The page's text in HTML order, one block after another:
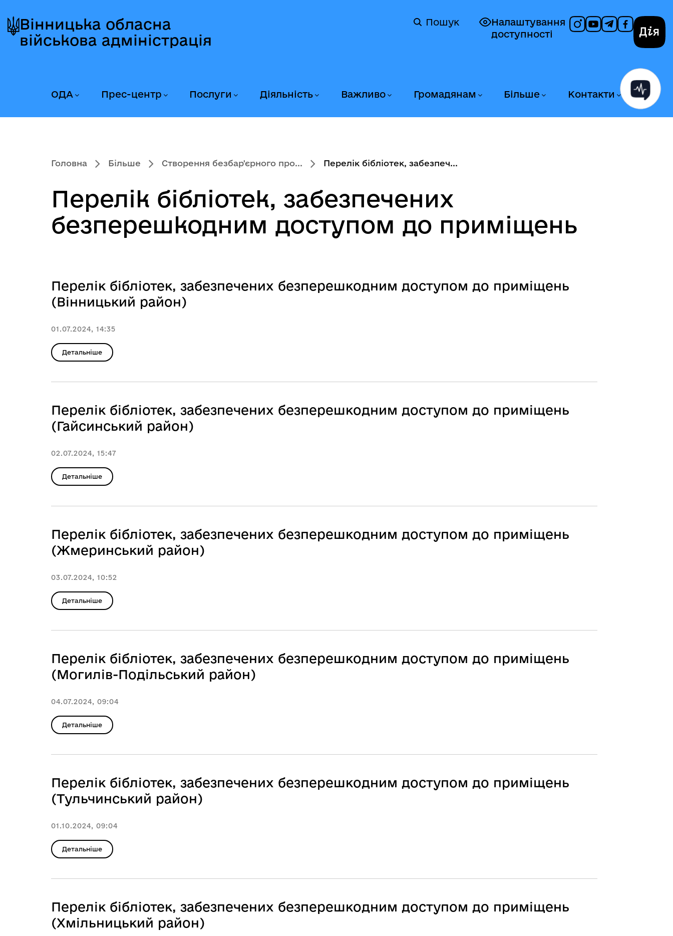
до
головного
до
головного
вмісту
до
головного
колонтитула
Вінницька обласна
військова адміністрація
Налаштування
доступності
Пошук
ОДА Прес-центр Послуги Діяльність Важливо Громадянам Більше Контакти
Головна Більше Створення безбар'єрного про... Перелік бібліотек, забезпеч...
Перелік бібліотек, забезпечених
безперешкодним доступом до приміщень
Перелік бібліотек, забезпечених безперешкодним доступом до приміщень
(Вінницький район)
01.07.2024, 14:35
Детальніше
Перелік бібліотек, забезпечених безперешкодним доступом до приміщень
(Гайсинський район)
02.07.2024, 15:47
Детальніше
Перелік бібліотек, забезпечених безперешкодним доступом до приміщень
(Жмеринський район)
03.07.2024, 10:52
Детальніше
Перелік бібліотек, забезпечених безперешкодним доступом до приміщень
(Могилів-Подільський район)
04.07.2024, 09:04
Детальніше
Перелік бібліотек, забезпечених безперешкодним доступом до приміщень
(Тульчинський район)
01.10.2024, 09:04
Детальніше
Перелік бібліотек, забезпечених безперешкодним доступом до приміщень
(Хмільницький район)